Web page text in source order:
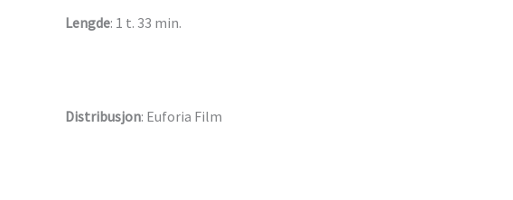
Lengde: 1 t. 33 min.
Distribusjon: Euforia Film